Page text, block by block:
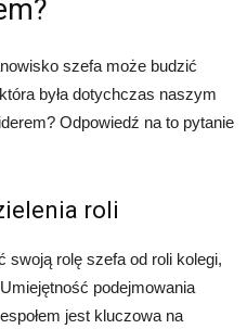
szefa może budzić
była dotychczas naszym
Odpowiedź na to pytanie
roli
swoją rolę szefa od roli kolegi,
podejmowania
jest kluczowa na